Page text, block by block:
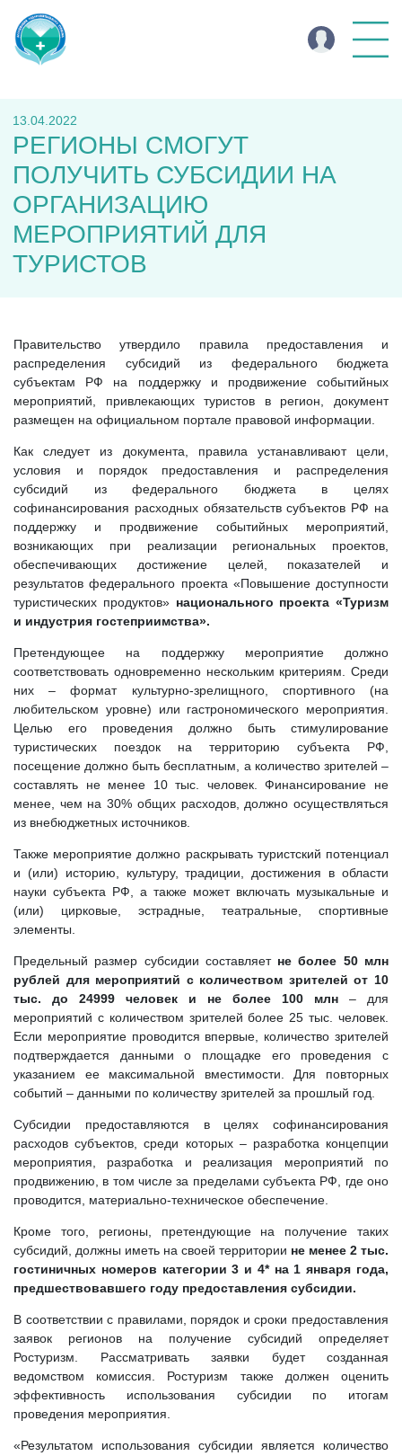
13.04.2022
РЕГИОНЫ СМОГУТ
ПОЛУЧИТЬ СУБСИДИИ НА
ОРГАНИЗАЦИЮ
МЕРОПРИЯТИЙ ДЛЯ
ТУРИСТОВ
Правительство утвердило правила предоставления и
распределения субсидий из федерального бюджета
субъектам РФ на поддержку и продвижение событийных
мероприятий, привлекающих туристов в регион, документ
размещен на официальном портале правовой информации.
Как следует из документа, правила устанавливают цели,
условия и порядок предоставления и распределения
субсидий из федерального бюджета в целях
софинансирования расходных обязательств субъектов РФ на
поддержку и продвижение событийных мероприятий,
возникающих при реализации региональных проектов,
обеспечивающих достижение целей, показателей и
результатов федерального проекта «Повышение доступности
туристических продуктов»национального проекта «Туризм
и индустрия гостеприимства».
Претендующее на поддержку мероприятие должно
соответствовать одновременно нескольким критериям. Среди
них – формат культурно-зрелищного, спортивного (на
любительском уровне) или гастрономического мероприятия.
Целью его проведения должно быть стимулирование
туристических поездок на территорию субъекта РФ,
посещение должно быть бесплатным, а количество зрителей –
составлять не менее 10 тыс. человек. Финансирование не
менее, чем на 30% общих расходов, должно осуществляться
из внебюджетных источников.
Также мероприятие должно раскрывать туристский потенциал
и (или) историю, культуру, традиции, достижения в области
науки субъекта РФ, а также может включать музыкальные и
(или) цирковые, эстрадные, театральные, спортивные
элементы.
Предельный размер субсидии составляет не более 50 млн
рублей для мероприятий с количеством зрителей от 10
тыс. до 24999 человек и не более 100 млн – для
мероприятий с количеством зрителей более 25 тыс. человек.
Если мероприятие проводится впервые, количество зрителей
подтверждается данными о площадке его проведения с
указанием ее максимальной вместимости. Для повторных
событий – данными по количеству зрителей за прошлый год.
Субсидии предоставляются в целях софинансирования
расходов субъектов, среди которых – разработка концепции
мероприятия, разработка и реализация мероприятий по
продвижению, в том числе за пределами субъекта РФ, где оно
проводится, материально-техническое обеспечение.
Кроме того, регионы, претендующие на получение таких
субсидий, должны иметь на своей территории не менее 2 тыс.
гостиничных номеров категории 3 и 4* на 1 января года,
предшествовавшего году предоставления субсидии.
В соответствии с правилами, порядок и сроки предоставления
заявок регионов на получение субсидий определяет
Ростуризм. Рассматривать заявки будет созданная
ведомством комиссия. Ростуризм также должен оценить
эффективность использования субсидии по итогам
проведения мероприятия.
«Результатом использования субсидии является количество